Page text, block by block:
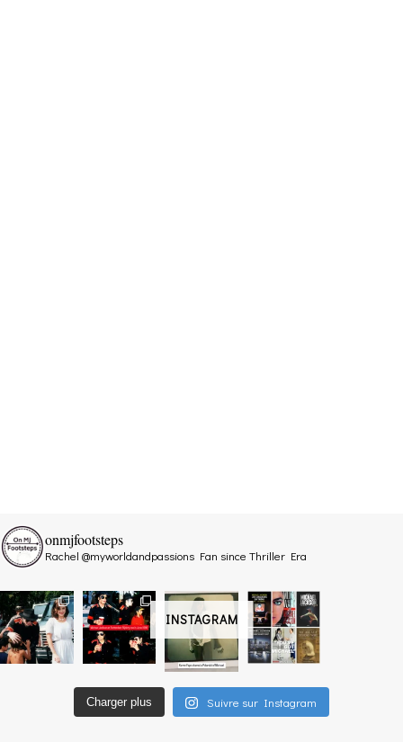
INSTAGRAM
onmjfootsteps
Rachel @myworldandpassions Fan since Thriller Era
Charger plus Suivre sur Instagram